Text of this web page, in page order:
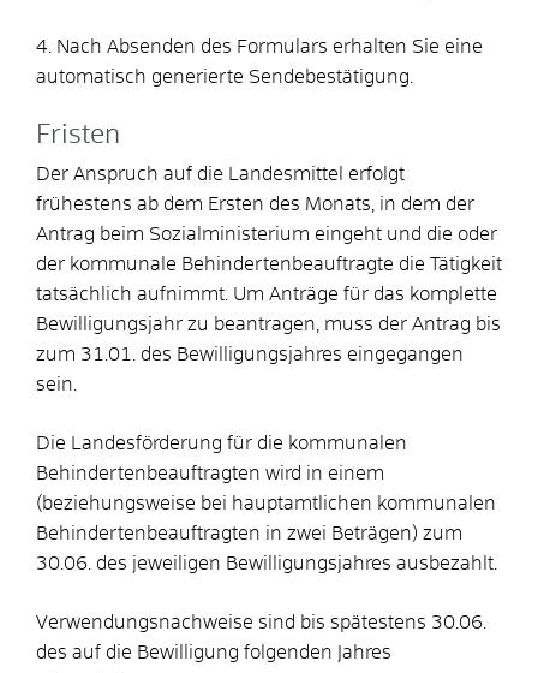
4. Nach Absenden des Formulars erhalten Sie eine
automatisch generierte Sendebestätigung.
Fristen
Der Anspruch auf die Landesmittel erfolgt
frühestens ab dem Ersten des Monats, in dem der
Antrag beim Sozialministerium eingeht und die oder
der kommunale Behindertenbeauftragte die Tätigkeit
tatsächlich aufnimmt. Um Anträge für das komplette
Bewilligungsjahr zu beantragen, muss der Antrag bis
zum 31.01. des Bewilligungsjahres eingegangen
sein.
Die Landesförderung für die kommunalen
Behindertenbeauftragten wird in einem
(beziehungsweise bei hauptamtlichen kommunalen
Behindertenbeauftragten in zwei Beträgen) zum
30.06. des jeweiligen Bewilligungsjahres ausbezahlt.
Verwendungsnachweise sind bis spätestens 30.06.
des auf die Bewilligung folgenden Jahres